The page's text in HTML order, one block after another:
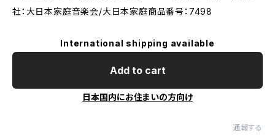
社：大日本家庭音楽会/大日本家庭商品番号：7498
International shipping available
Add to cart
日本国内にお住まいの方向け
通報する